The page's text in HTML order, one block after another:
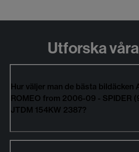
Utforska våra
Hur väljer man de bästa bildäcken
ROMEO from 2006-09 - SPIDER
JTDM 154KW 2387?